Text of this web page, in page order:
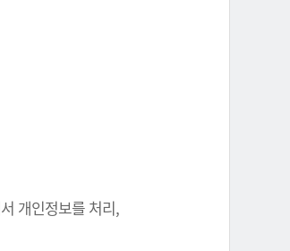
개인정보를 처리,